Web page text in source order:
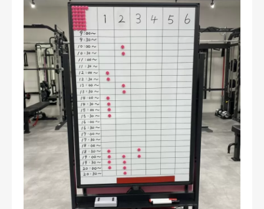
ブログ
店舗情報
お問い合わせ・ご予約
会則等